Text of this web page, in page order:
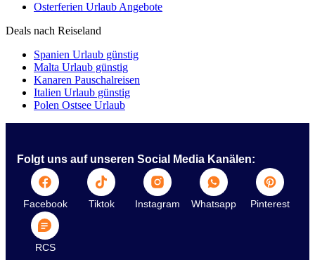
Osterferien Urlaub Angebote
Deals nach Reiseland
Spanien Urlaub günstig
Malta Urlaub günstig
Kanaren Pauschalreisen
Italien Urlaub günstig
Polen Ostsee Urlaub